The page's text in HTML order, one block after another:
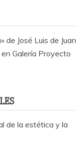
de José Luis de Juan
Galería Proyecto
de la estética y la